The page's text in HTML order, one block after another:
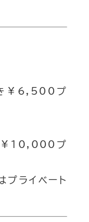
￥6,500プ
￥10,000プ
ライベート